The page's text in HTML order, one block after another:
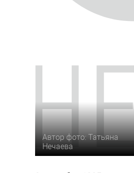
Автор фото: Татьяна
Нечаева